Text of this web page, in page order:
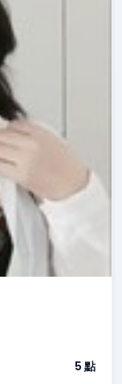
5 點